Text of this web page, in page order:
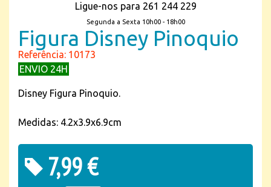
Ligue-nos para 261 244 229
Segunda a Sexta 10h00 - 18h00
Figura Disney Pinoquio
Referência: 10173
ENVIO 24H
Disney Figura Pinoquio.
Medidas: 4.2x3.9x6.9cm
7,99 €